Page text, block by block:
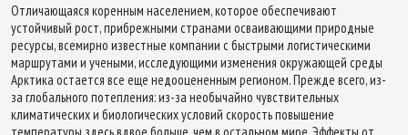
Отличающаяся коренным населением, которое обеспечивают
устойчивый рост, прибрежными странами осваивающими природные
ресурсы, всемирно известные компании с быстрыми логистическими
маршрутами и учеными, исследующими изменения окружающей среды
Арктика остается все еще недооцененным регионом. Прежде всего, из-
за глобального потепления: из-за необычайно чувствительных
климатических и биологических условий скорость повышение
температуры здесь вдвое больше, чем в остальном мире. Эффекты от